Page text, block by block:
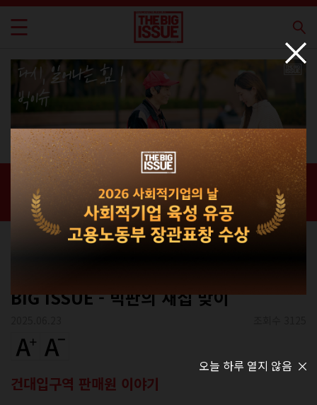
신간 · 과월호
홈 / 매거진 / 신간 · 과월호
BIG ISSUE - 빅판의 새집 맞이
건대입구역 판매원 이야기
오늘 하루 열지 않음